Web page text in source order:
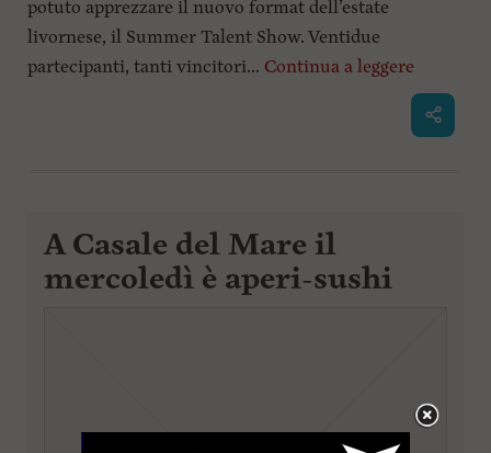
potuto apprezzare il nuovo format dell’estate
livornese, il Summer Talent Show. Ventidue
partecipanti, tanti vincitori... Continua a leggere
A Casale del Mare il
mercoledì è aperi-sushi